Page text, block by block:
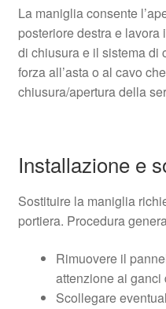
La maniglia consente
posteriore destra e
di chiusura e il sistema di
forza all’asta o al cavo
chiusura/apertura della
Installazione e
Sostituire la maniglia
portiera. Procedura
Rimuovere il
attenzione ai ganci
Scollegare